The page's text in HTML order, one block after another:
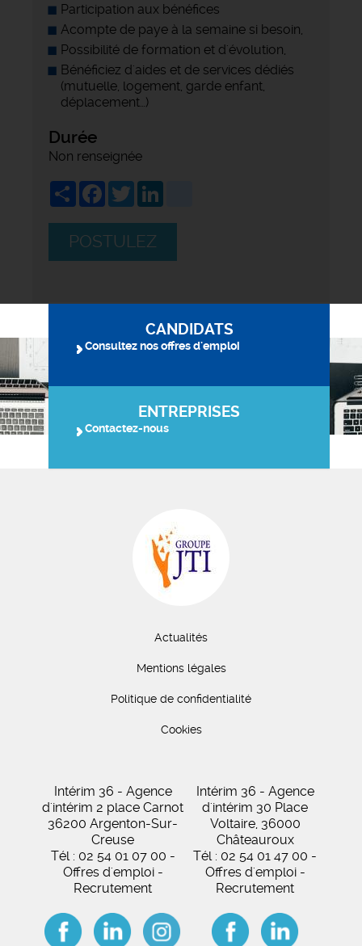
Participation aux bénéfices
Acompte de paye à la semaine si besoin,
Possibilité de formation et d'évolution,
Bénéficiez d'aides et de services dédiés
(mutuelle, logement, garde enfant,
déplacement…)
Durée
Non renseignée
ShareFacebook
Twitter
POSTULEZ
CANDIDATS
Consultez nos offres d'emploi
ENTREPRISES
Contactez-nous
Actualités
Mentions légales
Politique de confidentialité
Cookies
Intérim 36 - Agence
d'intérim 2 place Carnot
36200 Argenton-Sur-
Creuse
Tél : 02 54 01 07 00 -
Offres d'emploi -
Recrutement
Intérim 36 - Agence
d'intérim 30 Place
Voltaire, 36000
Châteauroux
Tél : 02 54 01 47 00 -
Offres d'emploi -
Recrutement